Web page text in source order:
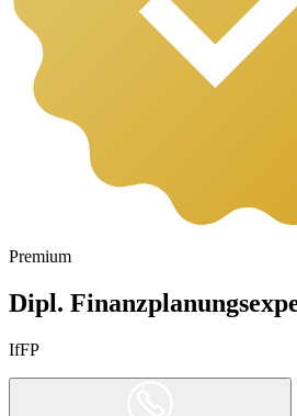
Premium
Dipl.
IfFP